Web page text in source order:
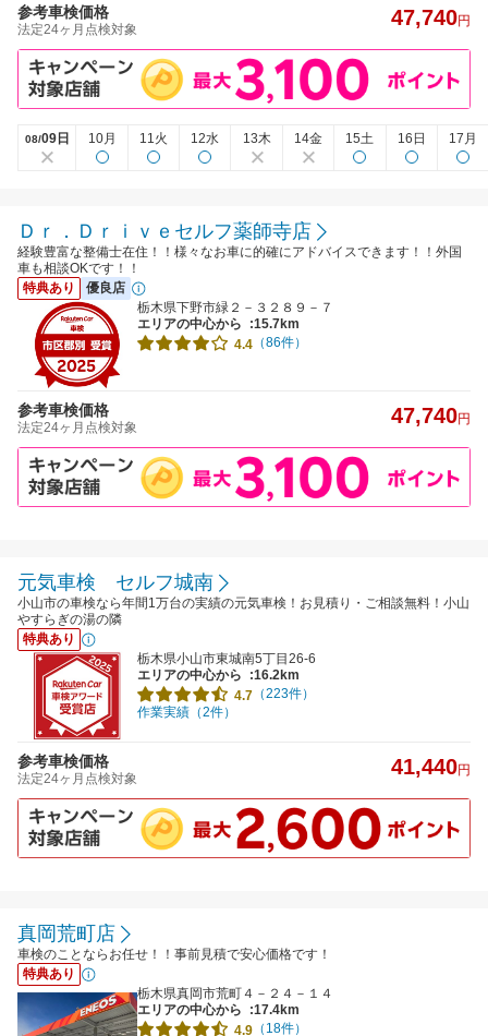
参考車検価格
法定24ヶ月点検対象 47,740円
08/09日 10月 11火 12水 13木 14金 15土 16日 17月
Ｄｒ．Ｄｒｉｖｅセルフ薬師寺店
経験豊富な整備士在住！！様々なお車に的確にアドバイスできます！！外国
車も相談OKです！！
特典あり
優良店
栃木県下野市緑２－３２８９－７
エリアの中心から
:15.7km
4.4 （86件）
参考車検価格
法定24ヶ月点検対象 47,740円
元気車検 セルフ城南
小山市の車検なら年間1万台の実績の元気車検！お見積り・ご相談無料！小山
やすらぎの湯の隣
特典あり
栃木県小山市東城南5丁目26-6
エリアの中心から
:16.2km
4.7 （223件）
作業実績（2件）
参考車検価格
法定24ヶ月点検対象 41,440円
真岡荒町店
車検のことならお任せ！！事前見積で安心価格です！
特典あり
栃木県真岡市荒町４－２４－１４
エリアの中心から
:17.4km
4.9 （18件）